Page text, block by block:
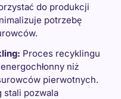
do produkcji
potrzebę
Proces recyklingu
niż
pierwotnych.
stali pozwala